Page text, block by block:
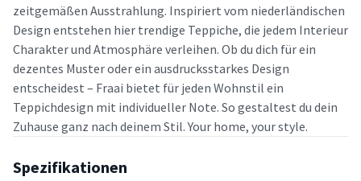
zeitgemäßen Ausstrahlung. Inspiriert vom niederländischen
Design entstehen hier trendige Teppiche, die jedem Interieur
Charakter und Atmosphäre verleihen. Ob du dich für ein
dezentes Muster oder ein ausdrucksstarkes Design
entscheidest – Fraai bietet für jeden Wohnstil ein
Teppichdesign mit individueller Note. So gestaltest du dein
Zuhause ganz nach deinem Stil. Your home, your style.
Spezifikationen